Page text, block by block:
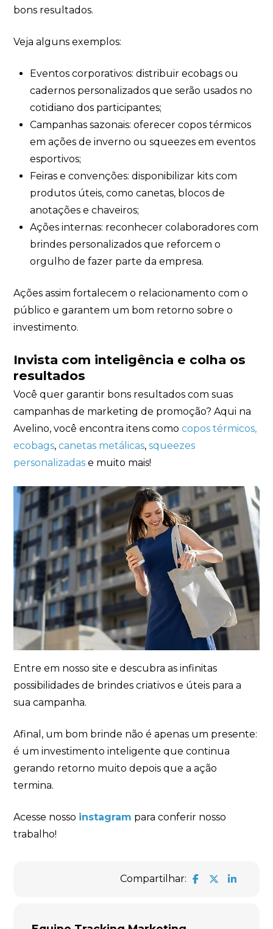
bons resultados.
Veja alguns exemplos:
Eventos corporativos: distribuir ecobags ou
cadernos personalizados que serão usados no
cotidiano dos participantes;
Campanhas sazonais: oferecer copos térmicos
em ações de inverno ou squeezes em eventos
esportivos;
Feiras e convenções: disponibilizar kits com
produtos úteis, como canetas, blocos de
anotações e chaveiros;
Ações internas: reconhecer colaboradores com
brindes personalizados que reforcem o
orgulho de fazer parte da empresa.
Ações assim fortalecem o relacionamento com o
público e garantem um bom retorno sobre o
investimento.
Invista com inteligência e colha os
resultados
Você quer garantir bons resultados com suas
campanhas de marketing de promoção? Aqui na
Avelino, você encontra itens comocopos térmicos,
ecobags,canetas metálicas,squeezes
personalizadas e muito mais!
Entre em nosso site e descubra as infinitas
possibilidades de brindes criativos e úteis para a
sua campanha.
Afinal, um bom brinde não é apenas um presente:
é um investimento inteligente que continua
gerando retorno muito depois que a ação
termina.
Acesse nosso instagram para conferir nosso
trabalho!
Compartilhar: